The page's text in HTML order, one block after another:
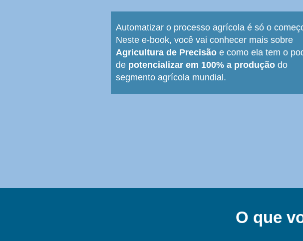
Automatizar o processo agrícola é só o
Neste e-book, você vai conhecer mais sobre
Agricultura de Precisão e como ela tem o
de potencializar em 100% a produção do
segmento agrícola mundial.
O que